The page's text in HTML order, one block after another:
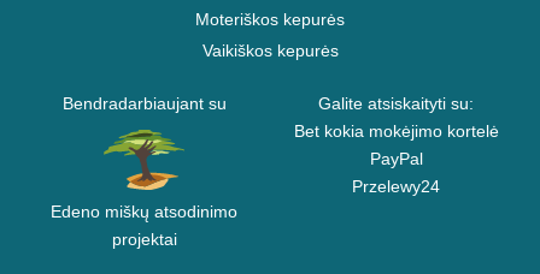
Moteriškos kepurės
Vaikiškos kepurės
Bendradarbiaujant su
Edeno miškų atsodinimo
projektai
Galite atsiskaityti su:
Bet kokia mokėjimo kortelė
PayPal
Przelewy24